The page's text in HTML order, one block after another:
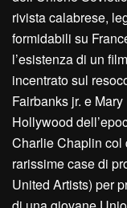
rivista calabrese,
formidabili su
l’esistenza di un
incentrato sul
Fairbanks jr. e
Hollywood
Charlie Chaplin col
rarissime case di
United Artists) per